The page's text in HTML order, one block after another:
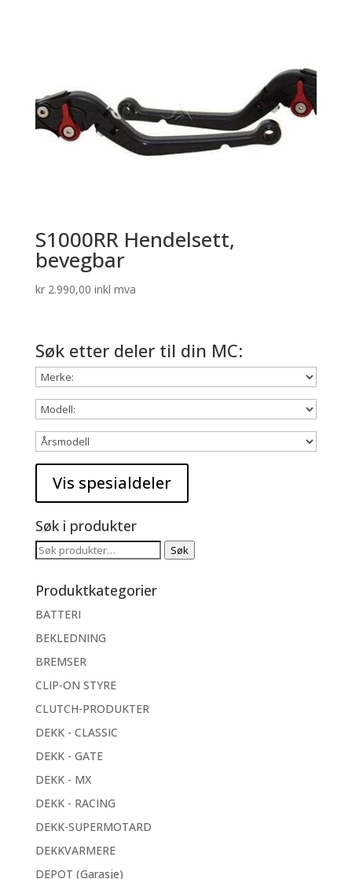
S1000RR Hendelsett,
bevegbar
kr2.990,00 inkl mva
Søk etter deler til din MC:
Søk i produkter
Søk
Søk
Produktkategorier
BATTERI
BEKLEDNING
BREMSER
CLIP-ON STYRE
CLUTCH-PRODUKTER
DEKK - CLASSIC
DEKK - GATE
DEKK - MX
DEKK - RACING
DEKK-SUPERMOTARD
DEKKVARMERE
DEPOT (Garasje)